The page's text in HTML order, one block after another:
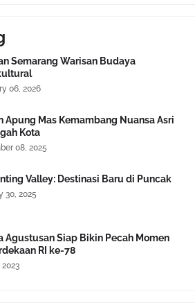
Semarang Warisan Budaya
06, 2026
Apung Mas Kemambang Nuansa Asri
Kota
08, 2025
Valley: Destinasi Baru di Puncak
30, 2025
Agustusan Siap Bikin Pecah Momen
RI ke-78
2023